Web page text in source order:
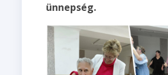
ünnepség.